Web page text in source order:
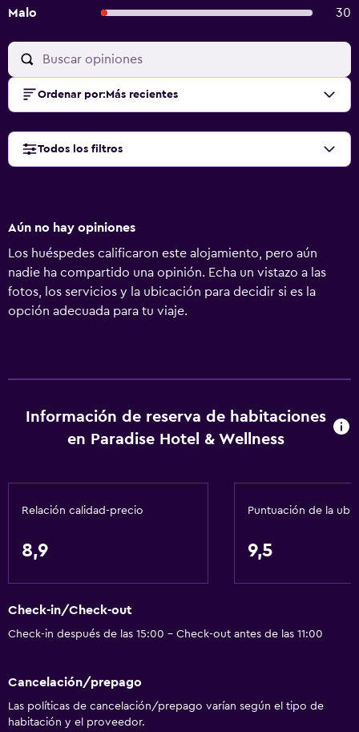
usa spray electrostático para desinfectar Transacciones sin
obligatorio en la propiedad Es posible que se requiera una
reservación para algunas instalaciones de la propiedad Se
aplicaron medidas en el servicio de alimentos para
reforzar la seguridad Administrador o anfitrión profesional
Malo
30
Ordenar por: Más recientes
Todos los filtros
Aún no hay opiniones
Los huéspedes calificaron este alojamiento, pero aún
nadie ha compartido una opinión. Echa un vistazo a las
fotos, los servicios y la ubicación para decidir si es la
opción adecuada para tu viaje.
Información de reserva de habitaciones
en Paradise Hotel & Wellness
Relación calidad-precio
8,9
Puntuación de la
9,5
Check-in/Check-out
Check-in después de las 15:00 - Check-out antes de las 11:00
Cancelación/prepago
Las políticas de cancelación/prepago varían según el tipo de
habitación y el proveedor.